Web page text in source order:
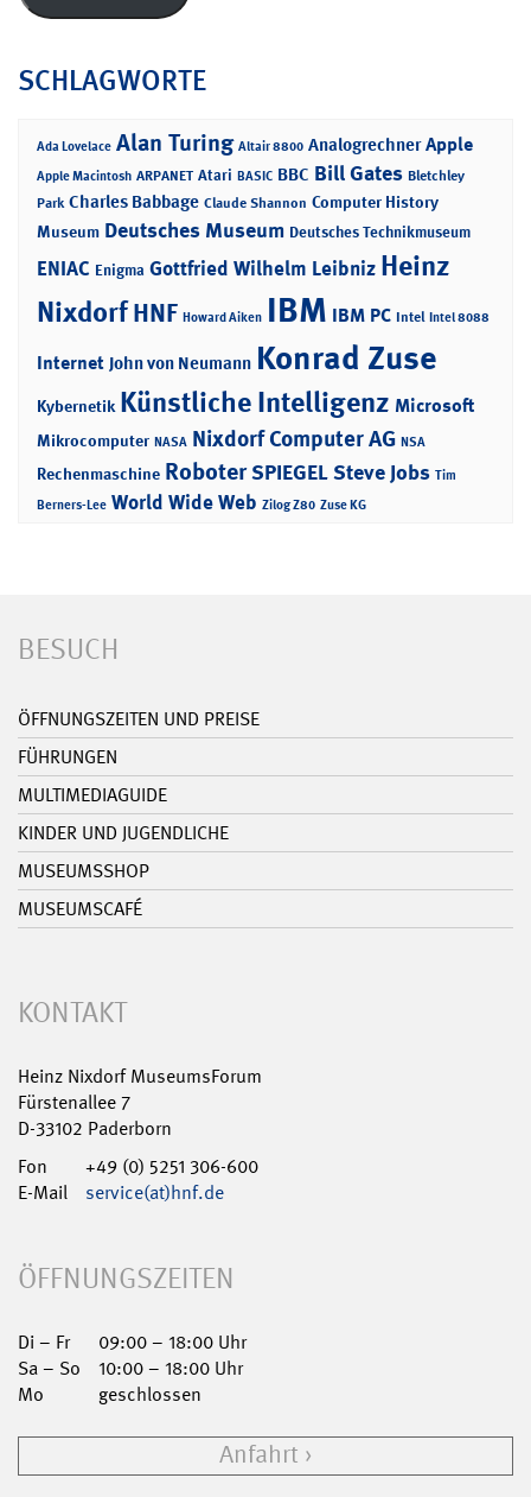
SCHLAGWORTE
Ada Lovelace Alan Turing Altair 8800 Analogrechner Apple
Apple Macintosh ARPANET Atari BASIC BBC Bill Gates Bletchley
Park Charles Babbage Claude Shannon Computer History
Museum Deutsches Museum Deutsches Technikmuseum
ENIAC Enigma Gottfried Wilhelm Leibniz Heinz
NixdorfHNF Howard Aiken IBM IBM PC Intel Intel 8088
Internet John von Neumann Konrad Zuse
Kybernetik Künstliche Intelligenz Microsoft
Mikrocomputer NASA Nixdorf Computer AG NSA
Rechenmaschine RoboterSPIEGELSteve Jobs Tim
Berners-Lee World Wide Web Zilog Z80 Zuse KG
BESUCH
ÖFFNUNGSZEITEN UND PREISE
FÜHRUNGEN
MULTIMEDIAGUIDE
KINDER UND JUGENDLICHE
MUSEUMSSHOP
MUSEUMSCAFÉ
KONTAKT
Heinz Nixdorf MuseumsForum
Fürstenallee 7
D-33102 Paderborn
Fon
+49 (0) 5251 306-600
E-Mail
service(at)hnf.de
ÖFFNUNGSZEITEN
Di – Fr
09:00 – 18:00 Uhr
Sa – So
10:00 – 18:00 Uhr
Mo
geschlossen
Anfahrt